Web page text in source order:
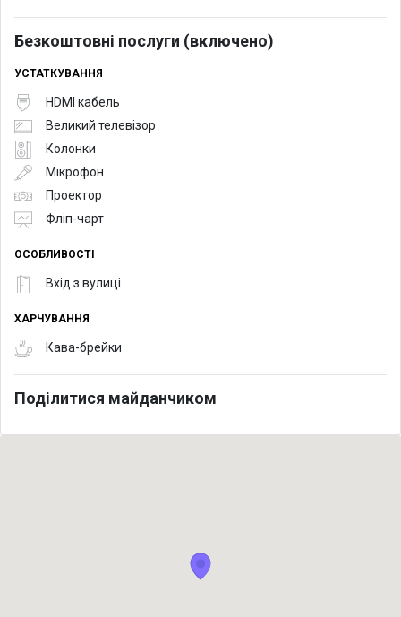
Безкоштовні послуги (включено)
УСТАТКУВАННЯ
HDMI кабель
Великий телевізор
Колонки
Мікрофон
Проектор
Фліп-чарт
ОСОБЛИВОСТІ
Вхід з вулиці
ХАРЧУВАННЯ
Кава-брейки
Поділитися майданчиком